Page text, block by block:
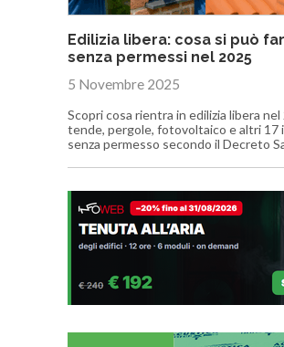
Edilizia libera: cosa si può
senza permessi nel 2025
5 Novembre 2025
Scopri cosa rientra in edilizia libera nel
tende, pergole, fotovoltaico e altri
senza permesso secondo il Decreto